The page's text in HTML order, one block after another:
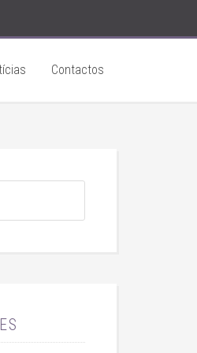
Contactos